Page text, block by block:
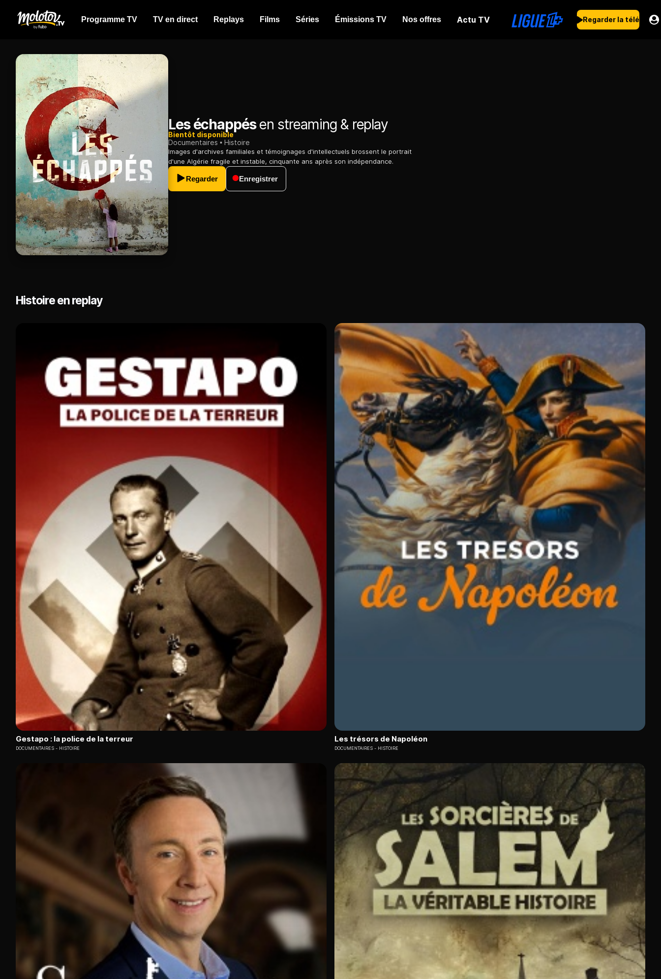
Programme TV TV en direct Replays Films Séries Émissions TV Nos offres Actu TV Regarder la télé
Les échappésen streaming & replay
Bientôt disponible
Documentaires
Histoire
Images d'archives familiales et témoignages d'intellectuels brossent le portrait
d'une Algérie fragile et instable, cinquante ans après son indépendance.
Regarder Enregistrer
Histoire en replay
Gestapo : la police de la terreur
DOCUMENTAIRES HISTOIRE
Les trésors de Napoléon
DOCUMENTAIRES HISTOIRE